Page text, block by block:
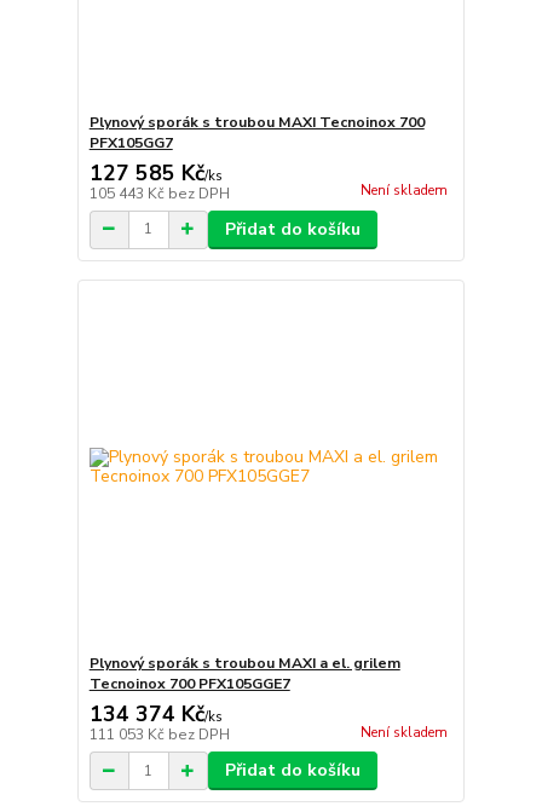
Plynový sporák s troubou MAXI Tecnoinox 700
PFX105GG7
127 585 Kč/ks
105 443 Kč bez DPH Není skladem
Přidat do košíku
Plynový sporák s troubou MAXI a el. grilem
Tecnoinox 700 PFX105GGE7
134 374 Kč/ks
111 053 Kč bez DPH Není skladem
Přidat do košíku